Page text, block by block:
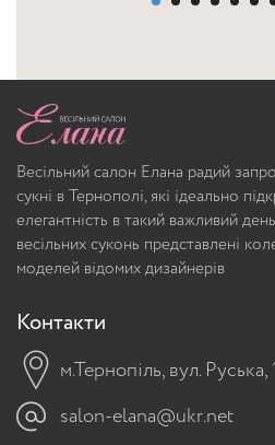
Весільний салон Елана радий
сукні в Тернополі, які ідеально
елегантність в такий важливий
весільних суконь представлені
моделей відомих дизайнерів
Контакти
м.Тернопіль, вул. Руська,
salon-elana@ukr.net